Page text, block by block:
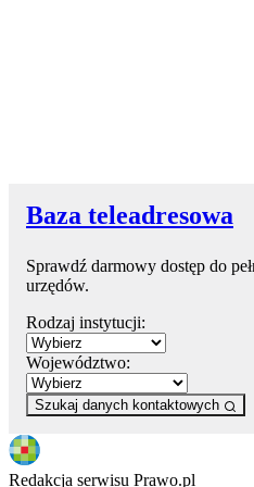
Baza teleadresowa
Sprawdź darmowy dostęp do
urzędów.
Rodzaj instytucji:
Województwo:
Szukaj danych kontaktowych
Redakcja serwisu Prawo.pl